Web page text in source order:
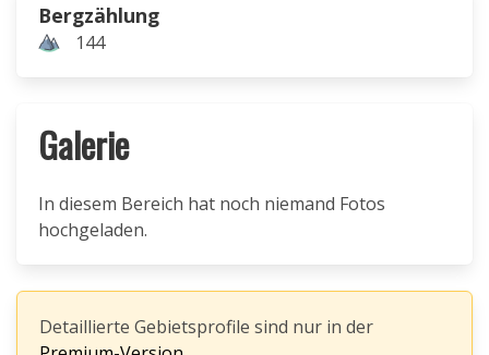
Bergzählung
144
Galerie
In diesem Bereich hat noch niemand Fotos
hochgeladen.
Detaillierte Gebietsprofile sind nur in der